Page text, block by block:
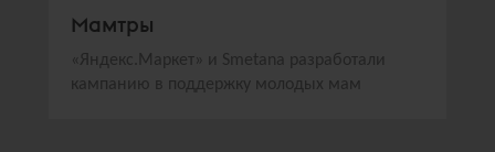
Мамтры
«Яндекс.Маркет» и Smetana разработали
кампанию в поддержку молодых мам